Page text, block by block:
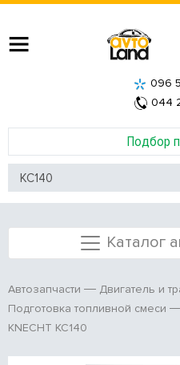
Подбор
096
044
Каталог
Автозапчасти
Двигатель и
Подготовка топливной смеси
KNECHT KC140